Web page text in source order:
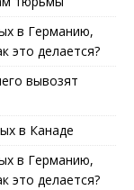
в Германию,
это делается?
вывозят
в Канаде
в Германию,
это делается?